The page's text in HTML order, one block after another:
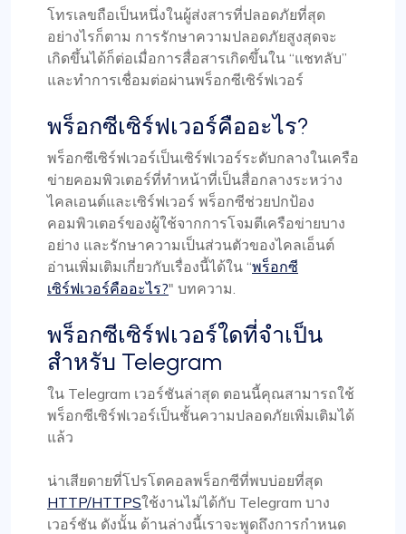
โทรเลขถือเป็นหนึ่งในผู้ส่งสารที่ปลอดภัยที่สุด
อย่างไรก็ตาม การรักษาความปลอดภัยสูงสุดจะ
เกิดขึ้นได้ก็ต่อเมื่อการสื่อสารเกิดขึ้นใน “แชทลับ”
และทำการเชื่อมต่อผ่านพร็อกซีเซิร์ฟเวอร์
พร็อกซีเซิร์ฟเวอร์คืออะไร?
พร็อกซีเซิร์ฟเวอร์เป็นเซิร์ฟเวอร์ระดับกลางในเครือ
ข่ายคอมพิวเตอร์ที่ทำหน้าที่เป็นสื่อกลางระหว่าง
ไคลเอนต์และเซิร์ฟเวอร์ พร็อกซีช่วยปกป้อง
คอมพิวเตอร์ของผู้ใช้จากการโจมตีเครือข่ายบาง
อย่าง และรักษาความเป็นส่วนตัวของไคลเอ็นต์
อ่านเพิ่มเติมเกี่ยวกับเรื่องนี้ได้ใน “พร็อกซี
เซิร์ฟเวอร์คืออะไร?" บทความ.
พร็อกซีเซิร์ฟเวอร์ใดที่จำเป็น
สำหรับ Telegram
ใน Telegram เวอร์ชันล่าสุด ตอนนี้คุณสามารถใช้
พร็อกซีเซิร์ฟเวอร์เป็นชั้นความปลอดภัยเพิ่มเติมได้
แล้ว
น่าเสียดายที่โปรโตคอลพร็อกซีที่พบบ่อยที่สุด
HTTP/HTTPSใช้งานไม่ได้กับ Telegram บาง
เวอร์ชัน ดังนั้น ด้านล่างนี้เราจะพูดถึงการกำหนด